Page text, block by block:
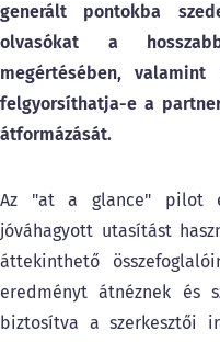
generált pontokba
olvasókat a
megértésében,
felgyorsíthatja-e a
átformázását.
Az "at a glance" pilot
jóváhagyott utasítást
áttekinthető
eredményt átnéznek és
biztosítva a szerkesztői